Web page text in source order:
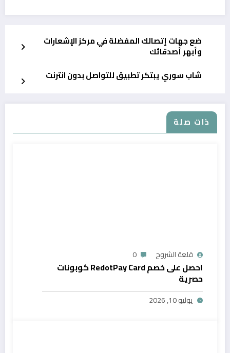
ضع جهات إتصالك المفضلة في مركز الإشعارات
وأبهر أصدقائك
شاب سوري يبتكر تطبيق للتواصل بدون انترنت
ذات صلة
قلعة الشروح 0
احصل على خصم RedotPay Card كوبونات
حصرية
يوليو 10, 2026